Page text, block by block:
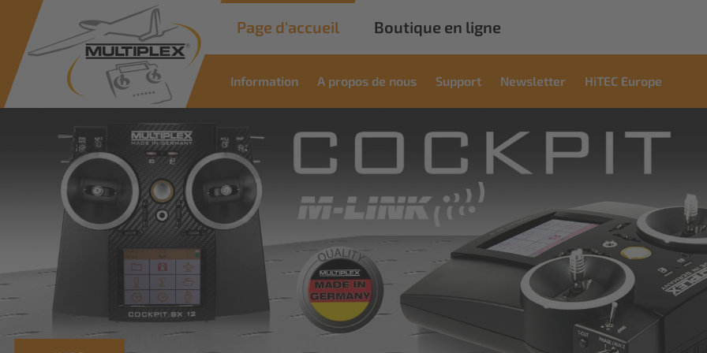
Page d'accueil Boutique en ligne
Information A propos de nous Support Newsletter HiTEC Europe
Commercial
Solutions
Des solutions innovantes pour les
applications industrielles